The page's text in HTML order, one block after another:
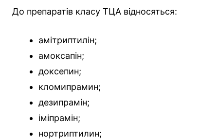
До препаратів класу ТЦА відносяться:
амітриптилін;
амоксапін;
доксепин;
кломипрамин;
дезипрамін;
іміпрамін;
нортриптилин;